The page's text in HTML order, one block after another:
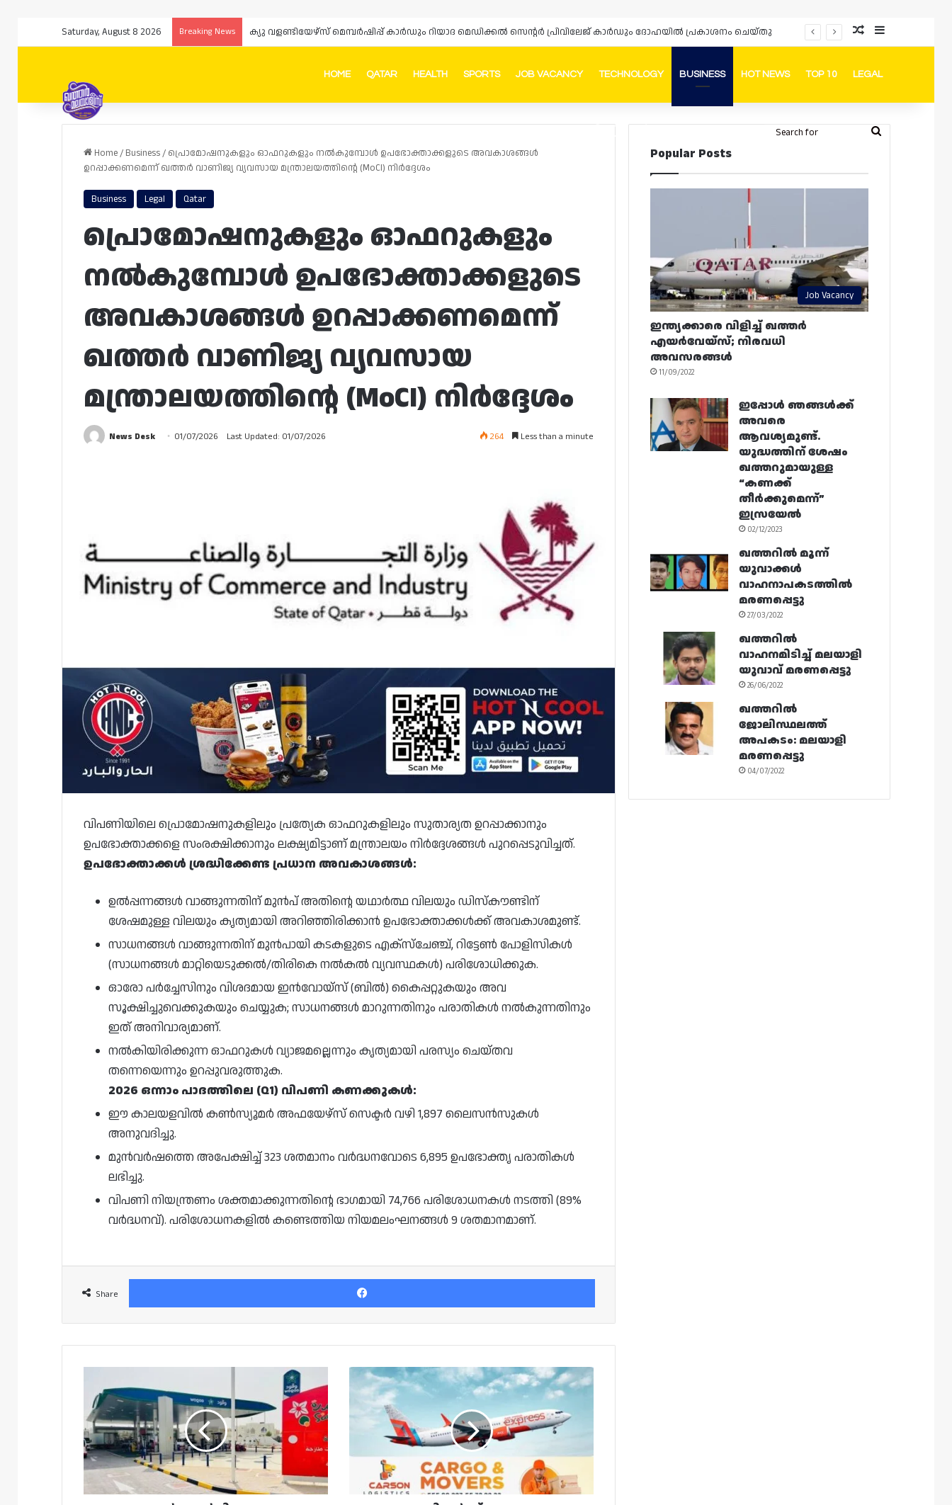
Saturday, August 8 2026 Breaking News ക്യു വളണ്ടിയേഴ്‌സ് മെമ്പർഷിപ്പ് കാർഡും റിയാദ മെഡിക്കൽ സെന്റർ പ്രിവിലേജ് കാർഡും ദോഹയിൽ പ്രകാശനം ചെയ്തു Random Article
Sidebar
HOME QATAR HEALTH SPORTS JOB VACANCY TECHNOLOGY BUSINESS HOT NEWS TOP 10 LEGAL
FacebookInstagram
Telegram
Whatsapp Random Article
Switch skin
Search
Home/ Business/ പ്രൊമോഷനുകളും ഓഫറുകളും നൽകുമ്പോൾ ഉപഭോക്താക്കളുടെ അവകാശങ്ങൾ
ഉറപ്പാക്കണമെന്ന് ഖത്തർ വാണിജ്യ വ്യവസായ മന്ത്രാലയത്തിന്റെ (MoCI) നിർദ്ദേശം
Business Legal Qatar
പ്രൊമോഷനുകളും ഓഫറുകളും
നൽകുമ്പോൾ ഉപഭോക്താക്കളുടെ
അവകാശങ്ങൾ ഉറപ്പാക്കണമെന്ന്
ഖത്തർ വാണിജ്യ വ്യവസായ
മന്ത്രാലയത്തിന്റെ (MoCI) നിർദ്ദേശം
News Desk 01/07/2026 Last Updated: 01/07/2026 264 Less than a minute
വിപണിയിലെ പ്രൊമോഷനുകളിലും പ്രത്യേക ഓഫറുകളിലും സുതാര്യത ഉറപ്പാക്കാനും
ഉപഭോക്താക്കളെ സംരക്ഷിക്കാനും ലക്ഷ്യമിട്ടാണ് മന്ത്രാലയം നിർദ്ദേശങ്ങൾ പുറപ്പെടുവിച്ചത്.
ഉപഭോക്താക്കൾ ശ്രദ്ധിക്കേണ്ട പ്രധാന അവകാശങ്ങൾ:
ഉൽപ്പന്നങ്ങൾ വാങ്ങുന്നതിന് മുൻപ് അതിന്റെ യഥാർത്ഥ വിലയും ഡിസ്കൗണ്ടിന്
ശേഷമുള്ള വിലയും കൃത്യമായി അറിഞ്ഞിരിക്കാൻ ഉപഭോക്താക്കൾക്ക് അവകാശമുണ്ട്.
സാധനങ്ങൾ വാങ്ങുന്നതിന് മുൻപായി കടകളുടെ എക്സ്ചേഞ്ച്, റിട്ടേൺ പോളിസികൾ
(സാധനങ്ങൾ മാറ്റിയെടുക്കൽ/തിരികെ നൽകൽ വ്യവസ്ഥകൾ) പരിശോധിക്കുക.
ഓരോ പർച്ചേസിനും വിശദമായ ഇൻവോയ്സ് (ബിൽ) കൈപ്പറ്റുകയും അവ
സൂക്ഷിച്ചുവെക്കുകയും ചെയ്യുക; സാധനങ്ങൾ മാറുന്നതിനും പരാതികൾ നൽകുന്നതിനും
ഇത് അനിവാര്യമാണ്.
നൽകിയിരിക്കുന്ന ഓഫറുകൾ വ്യാജമല്ലെന്നും കൃത്യമായി പരസ്യം ചെയ്തവ
തന്നെയെന്നും ഉറപ്പുവരുത്തുക.
2026 ഒന്നാം പാദത്തിലെ (Q1) വിപണി കണക്കുകൾ:
ഈ കാലയളവിൽ കൺസ്യൂമർ അഫയേഴ്സ് സെക്ടർ വഴി 1,897 ലൈസൻസുകൾ
അനുവദിച്ചു.
മുൻവർഷത്തെ അപേക്ഷിച്ച് 323 ശതമാനം വർദ്ധനവോടെ 6,895 ഉപഭോക്തൃ പരാതികൾ
ലഭിച്ചു.
വിപണി നിയന്ത്രണം ശക്തമാക്കുന്നതിന്റെ ഭാഗമായി 74,766 പരിശോധനകൾ നടത്തി (89%
വർദ്ധനവ്). പരിശോധനകളിൽ കണ്ടെത്തിയ നിയമലംഘനങ്ങൾ 9 ശതമാനമാണ്.
Share
Facebook
എനർജി
ജൂലൈ
മാസത്തേക്കുള്ള
ഇന്ധനവില
പ്രഖ്യാപിച്ചു;
പ്രീമിയം
പെട്രോളിന്
വില
പ്രവാസികൾക്ക്
ആശ്വാസം;
പശ്ചിമേഷ്യൻ
സർവീസുകൾ
പൂർണ്ണമായി
പുനരാരംഭിച്ച്
എക്സ്പ്രസ്
Popular Posts
Job Vacancy
ഇന്ത്യക്കാരെ വിളിച്ച് ഖത്തർ
എയർവേയ്‌സ്; നിരവധി
അവസരങ്ങൾ
11/09/2022
ഇപ്പോൾ ഞങ്ങൾക്ക്
അവരെ
ആവശ്യമുണ്ട്.
യുദ്ധത്തിന് ശേഷം
ഖത്തറുമായുള്ള
“കണക്ക്
തീർക്കുമെന്ന്”
ഇസ്രയേൽ
02/12/2023
ഖത്തറിൽ മൂന്ന്
യുവാക്കൾ
വാഹനാപകടത്തിൽ
മരണപ്പെട്ടു
27/03/2022
ഖത്തറിൽ
വാഹനമിടിച്ച് മലയാളി
യുവാവ് മരണപ്പെട്ടു
26/06/2022
ഖത്തറിൽ
ജോലിസ്ഥലത്ത്
അപകടം: മലയാളി
മരണപ്പെട്ടു
04/07/2022